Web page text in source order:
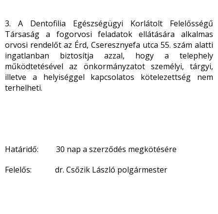
3. A Dentofilia Egészségügyi Korlátolt Felelősségű
Társaság a fogorvosi feladatok ellátására alkalmas
orvosi rendelőt az Érd, Cseresznyefa utca 55. szám alatti
ingatlanban biztosítja azzal, hogy a telephely
működtetésével az önkormányzatot személyi, tárgyi,
illetve a helyiséggel kapcsolatos kötelezettség nem
terhelheti.
Határidő: 30 nap a szerződés megkötésére
Felelős: dr. Csőzik László polgármester